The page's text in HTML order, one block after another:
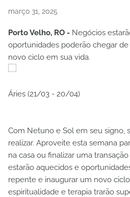
março 31, 2025
Porto Velho, RO - Negócios
oportunidades poderão chegar
novo ciclo em sua vida.
Áries (21/03 - 20/04)
Com Netuno e Sol em seu signo,
realizar. Aproveite esta semana
na casa ou finalizar uma
estarão aquecidos e
repente e inaugurar um novo
espiritualidade e terapia trarão